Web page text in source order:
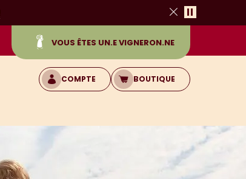
Fermer
VOUS ÊTES UN.E VIGNERON.NE
COMPTE BOUTIQUE